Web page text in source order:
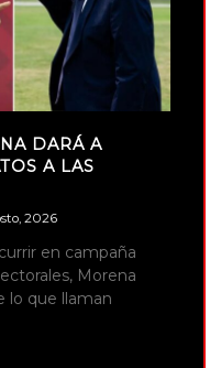
DARÁ A
A LAS
2026
en campaña
Morena
lo que llaman